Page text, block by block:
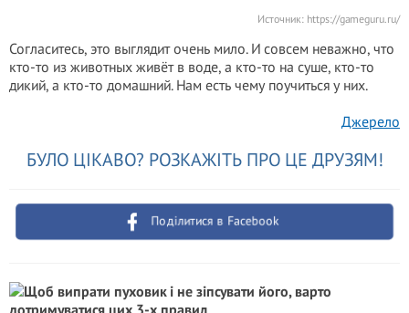
Источник: https://gameguru.ru/
Согласитесь, это выглядит очень мило. И совсем неважно, что
кто-то из животных живёт в воде, а кто-то на суше, кто-то
дикий, а кто-то домашний. Нам есть чему поучиться у них.
Джерело
БУЛО ЦІКАВО? РОЗКАЖІТЬ ПРО ЦЕ ДРУЗЯМ!
Поділитися в Facebook